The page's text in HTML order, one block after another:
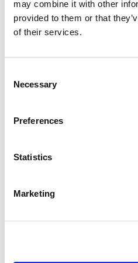
may combine it with other
provided to them or that
of their services.
Selection
Necessary
Preferences
Statistics
Marketing
VersaPallet
Dieses hochleistungsfähige
Automobilindustrie für
geometrischen Palette, auf
durch die Fertigungslinien
durchlaufen.